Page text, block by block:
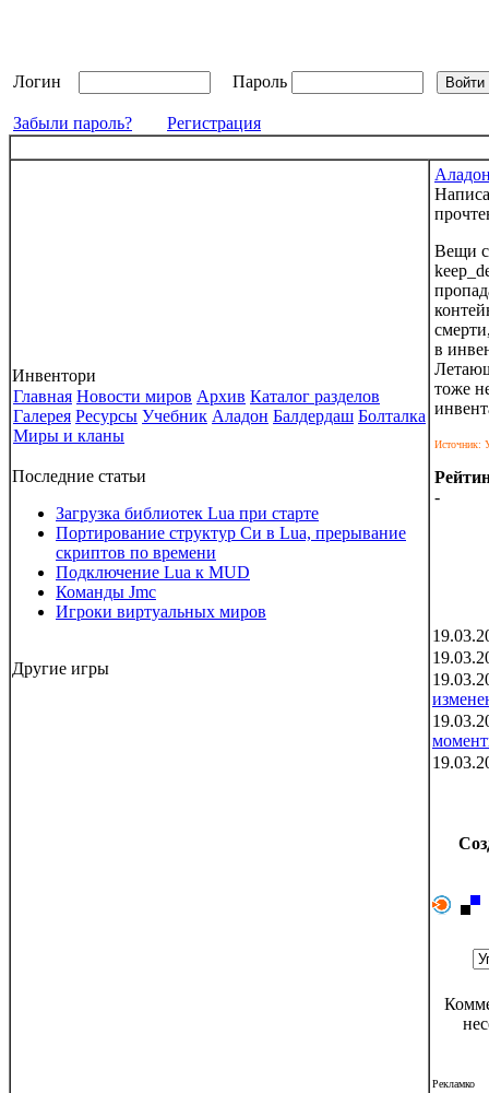
Логин Пароль
Забыли пароль? Регистрация
Инвентори
Главная Новости миров Архив Каталог разделов
Галерея Ресурсы Учебник Аладон Балдердаш Болталка
Миры и кланы
Последние статьи
Загрузка библиотек Lua при старте
Портирование структур Си в Lua, прерывание
скриптов по времени
Подключение Lua к MUD
Команды Jmc
Игроки виртуальных миров
Другие игры
Вещи
в
тоже
Источник:
-
Рекламко